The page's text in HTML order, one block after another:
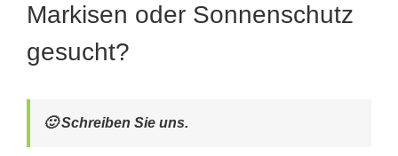
Markisen oder Sonnenschutz
gesucht?
🙂 Schreiben Sie uns.